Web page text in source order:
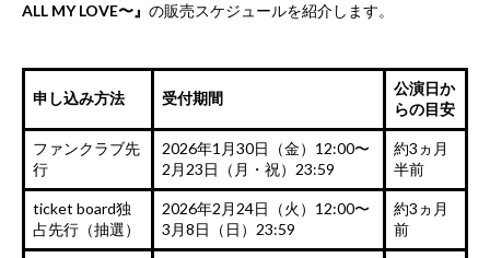
ALL MY LOVE〜』 の販売スケジュールを紹介します。
申し込み方法 受付期間
公演日か
らの目安
ファンクラブ先
行
2026年1月30日（金）12:00〜
2月23日（月・祝）23:59
約3ヵ月
半前
ticket board独
占先行（抽選）
2026年2月24日（火）12:00〜
3月8日（日）23:59
約3ヵ月
前